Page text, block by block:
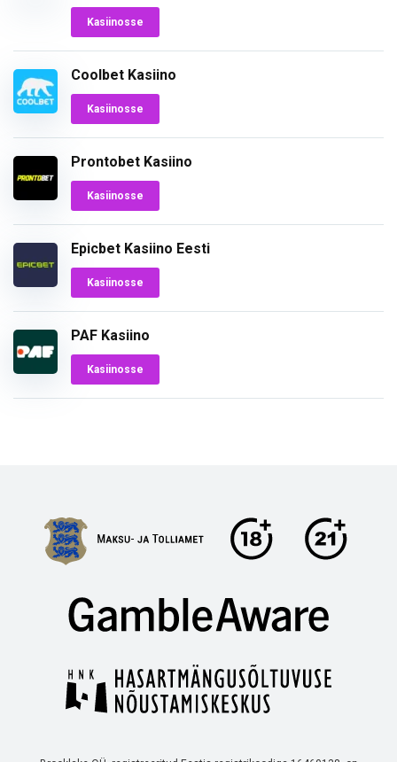
Kasiinosse
Coolbet Kasiino
Kasiinosse
Prontobet Kasiino
Kasiinosse
Epicbet Kasiino Eesti
Kasiinosse
PAF Kasiino
Kasiinosse